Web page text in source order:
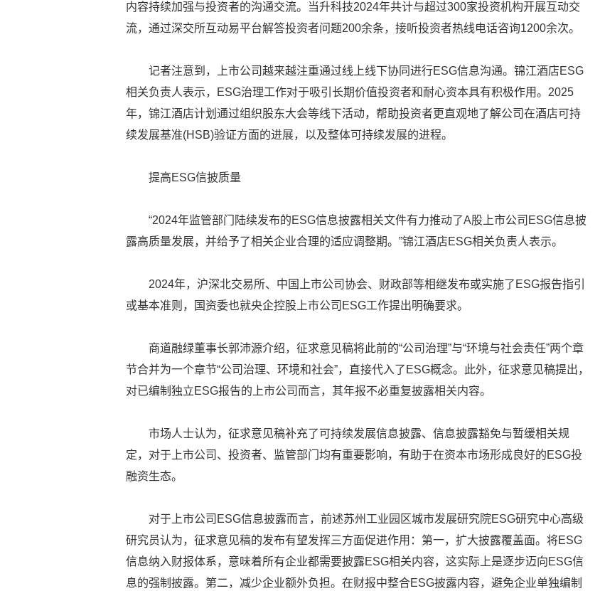
内容持续加强与投资者的沟通交流。当升科技2024年共计与超过300家投资机构开展互动交
流，通过深交所互动易平台解答投资者问题200余条，接听投资者热线电话咨询1200余次。
记者注意到，上市公司越来越注重通过线上线下协同进行ESG信息沟通。锦江酒店ESG
相关负责人表示，ESG治理工作对于吸引长期价值投资者和耐心资本具有积极作用。2025
年，锦江酒店计划通过组织股东大会等线下活动，帮助投资者更直观地了解公司在酒店可持
续发展基准(HSB)验证方面的进展，以及整体可持续发展的进程。
提高ESG信披质量
“2024年监管部门陆续发布的ESG信息披露相关文件有力推动了A股上市公司ESG信息披
露高质量发展，并给予了相关企业合理的适应调整期。”锦江酒店ESG相关负责人表示。
2024年，沪深北交易所、中国上市公司协会、财政部等相继发布或实施了ESG报告指引
或基本准则，国资委也就央企控股上市公司ESG工作提出明确要求。
商道融绿董事长郭沛源介绍，征求意见稿将此前的“公司治理”与“环境与社会责任”两个章
节合并为一个章节“公司治理、环境和社会”，直接代入了ESG概念。此外，征求意见稿提出，
对已编制独立ESG报告的上市公司而言，其年报不必重复披露相关内容。
市场人士认为，征求意见稿补充了可持续发展信息披露、信息披露豁免与暂缓相关规
定，对于上市公司、投资者、监管部门均有重要影响，有助于在资本市场形成良好的ESG投
融资生态。
对于上市公司ESG信息披露而言，前述苏州工业园区城市发展研究院ESG研究中心高级
研究员认为，征求意见稿的发布有望发挥三方面促进作用：第一，扩大披露覆盖面。将ESG
信息纳入财报体系，意味着所有企业都需要披露ESG相关内容，这实际上是逐步迈向ESG信
息的强制披露。第二，减少企业额外负担。在财报中整合ESG披露内容，避免企业单独编制